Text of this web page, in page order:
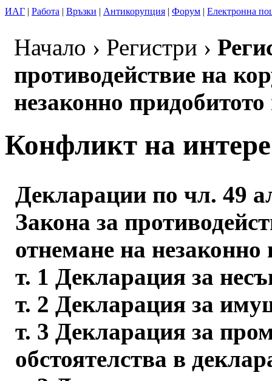
ИАГ | Работа | Връзки | Антикорупция | Форум | Електронна
Начало › Регистри ›
противодействие на
незаконно
Конфликт на
Декларации по чл. 49
Закона за
отнемане на
т. 1 Декларация за
т. 2 Декларация за
т. 3 Декларация за
обстоятелства в